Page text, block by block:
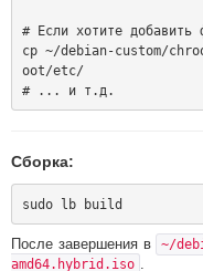
# Если хотите добавить
cp ~/debian-custom/
oot/etc/
Сборка:
После завершения в ~/
amd64.hybrid.iso .